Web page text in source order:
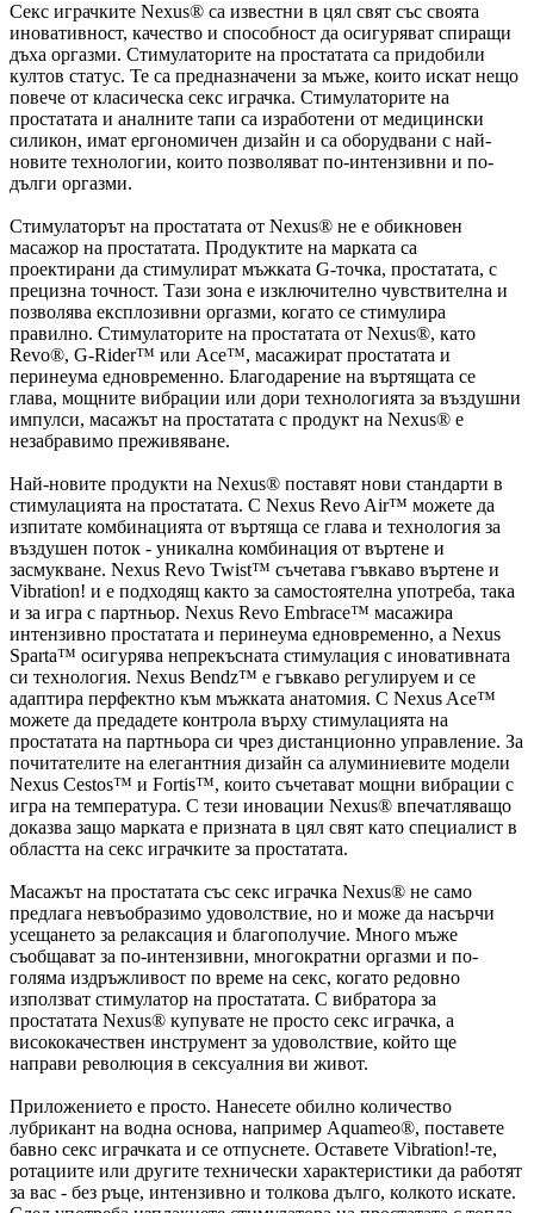
Секс играчките Nexus® са известни в цял свят със своята
иновативност, качество и способност да осигуряват спиращи
дъха оргазми. Стимулаторите на простатата са придобили
култов статус. Те са предназначени за мъже, които искат нещо
повече от класическа секс играчка. Стимулаторите на
простатата и аналните тапи са изработени от медицински
силикон, имат ергономичен дизайн и са оборудвани с най-
новите технологии, които позволяват по-интензивни и по-
дълги оргазми.
Стимулаторът на простатата от Nexus® не е обикновен
масажор на простатата. Продуктите на марката са
проектирани да стимулират мъжката G-точка, простатата, с
прецизна точност. Тази зона е изключително чувствителна и
позволява експлозивни оргазми, когато се стимулира
правилно. Стимулаторите на простатата от Nexus®, като
Revo®, G-Rider™ или Ace™, масажират простатата и
перинеума едновременно. Благодарение на въртящата се
глава, мощните вибрации или дори технологията за въздушни
импулси, масажът на простатата с продукт на Nexus® е
незабравимо преживяване.
Най-новите продукти на Nexus® поставят нови стандарти в
стимулацията на простатата. С Nexus Revo Air™ можете да
изпитате комбинацията от въртяща се глава и технология за
въздушен поток - уникална комбинация от въртене и
засмукване. Nexus Revo Twist™ съчетава гъвкаво въртене и
Vibration! и е подходящ както за самостоятелна употреба, така
и за игра с партньор. Nexus Revo Embrace™ масажира
интензивно простатата и перинеума едновременно, а Nexus
Sparta™ осигурява непрекъсната стимулация с иновативната
си технология. Nexus Bendz™ е гъвкаво регулируем и се
адаптира перфектно към мъжката анатомия. С Nexus Ace™
можете да предадете контрола върху стимулацията на
простатата на партньора си чрез дистанционно управление. За
почитателите на елегантния дизайн са алуминиевите модели
Nexus Cestos™ и Fortis™, които съчетават мощни вибрации с
игра на температура. С тези иновации Nexus® впечатляващо
доказва защо марката е призната в цял свят като специалист в
областта на секс играчките за простатата.
Масажът на простатата със секс играчка Nexus® не само
предлага невъобразимо удоволствие, но и може да насърчи
усещането за релаксация и благополучие. Много мъже
съобщават за по-интензивни, многократни оргазми и по-
голяма издръжливост по време на секс, когато редовно
използват стимулатор на простатата. С вибратора за
простатата Nexus® купувате не просто секс играчка, а
висококачествен инструмент за удоволствие, който ще
направи революция в сексуалния ви живот.
Приложението е просто. Нанесете обилно количество
лубрикант на водна основа, например Aquameo®, поставете
бавно секс играчката и се отпуснете. Оставете Vibration!-те,
ротациите или другите технически характеристики да работят
за вас - без ръце, интензивно и толкова дълго, колкото искате.